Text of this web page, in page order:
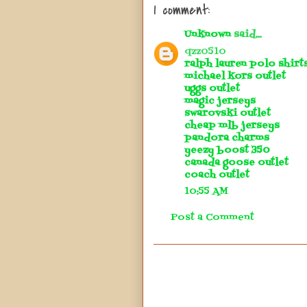
1 comment:
Unknownsaid...
qzz0510
ralph lauren polo
michael kors outlet
uggs outlet
magic jerseys
swarovski outlet
cheap mlb jerseys
pandora charms
yeezy boost 350
canada goose outlet
coach outlet
10:55 AM
Post a Comment